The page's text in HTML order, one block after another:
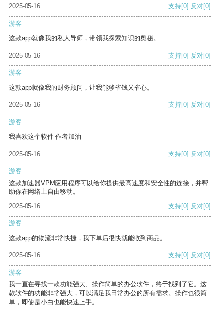
2025-05-16 支持[0] 反对[0]
游客
这款app就像我的私人导师，带领我探索知识的奥秘。
2025-05-16 支持[0] 反对[0]
游客
这款app就像我的财务顾问，让我能够省钱又省心。
2025-05-16 支持[0] 反对[0]
游客
我喜欢这个软件 作者加油
2025-05-16 支持[0] 反对[0]
游客
这款加速器VPM应用程序可以给你提供最高速度和安全性的连接，并帮
助你在网络上自由移动。
2025-05-16
支持[0] 反对[0]
游客
这款app的物流非常快捷，我下单后很快就能收到商品。
2025-05-16 支持[0] 反对[0]
游客
我一直在寻找一款功能强大、操作简单的办公软件，终于找到了它。这
款软件的功能非常强大，可以满足我日常办公的所有需求。操作也很简
单，即使是小白也能快速上手。